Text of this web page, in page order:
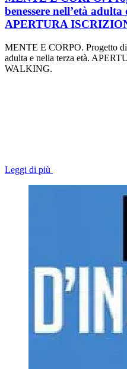
benessere nell’età adulta
APERTURA
MENTE E CORPO. Progetto di
adulta e nella terza età.
WALKING.
Leggi di più